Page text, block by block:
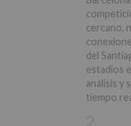
cercano,
del
estadios
análisis y
tiempo